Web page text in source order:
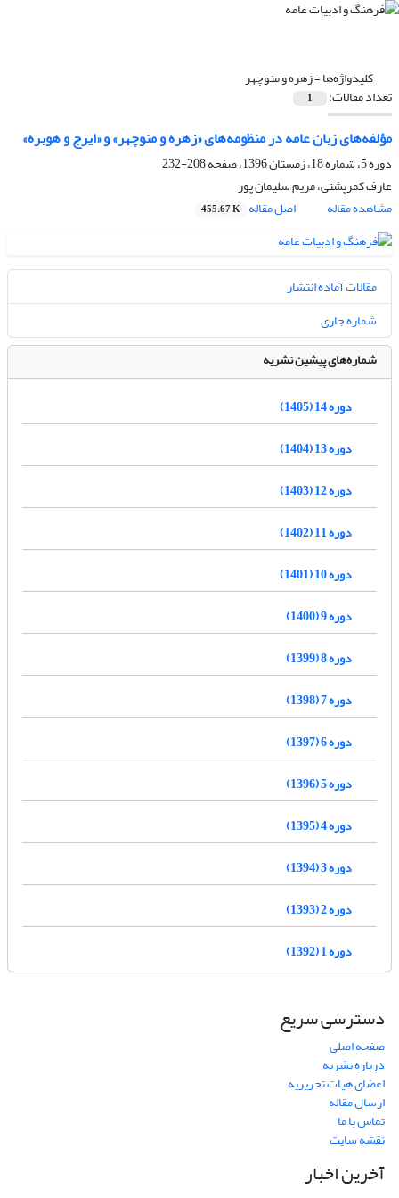
کلیدواژه‌ها =زهره و منوچهر
تعداد مقالات: 1
مؤلفه‌های زبان عامه در منظومه‌‌های «زهره و منوچهر» و «ایرج و هوبره»
دوره 5، شماره 18، زمستان 1396، صفحه
208-232
عارف کمرپشتی، مریم سلیمان پور
مشاهده مقاله
اصل مقاله 455.67 K
مقالات آماده انتشار
شماره جاری
شماره‌های پیشین نشریه
دوره 14 (1405)
دوره 13 (1404)
دوره 12 (1403)
دوره 11 (1402)
دوره 10 (1401)
دوره 9 (1400)
دوره 8 (1399)
دوره 7 (1398)
دوره 6 (1397)
دوره 5 (1396)
دوره 4 (1395)
دوره 3 (1394)
دوره 2 (1393)
دوره 1 (1392)
دسترسی سریع
صفحه اصلی
درباره نشریه
اعضای هیات تحریریه
ارسال مقاله
تماس با ما
نقشه سایت
آخرین اخبار